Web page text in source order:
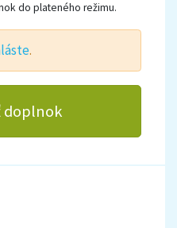
do plateného režimu.
.
doplnok